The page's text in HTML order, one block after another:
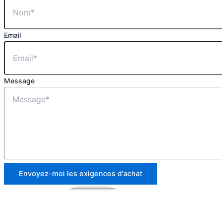
Email
Message
Envoyez-moi les exigences d'achat